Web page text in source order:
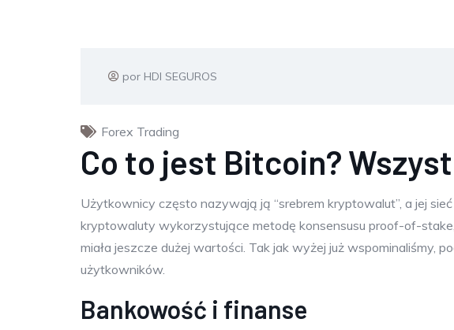
por HDI SEGUROS
Forex Trading
Co to jest Bitcoin?
Użytkownicy często nazywają ją “srebrem kryptowalut”, a jej
kryptowaluty wykorzystujące metodę konsensusu proof-of-
miała jeszcze dużej wartości. Tak jak wyżej już wspominaliśmy,
użytkowników.
Bankowość i finanse